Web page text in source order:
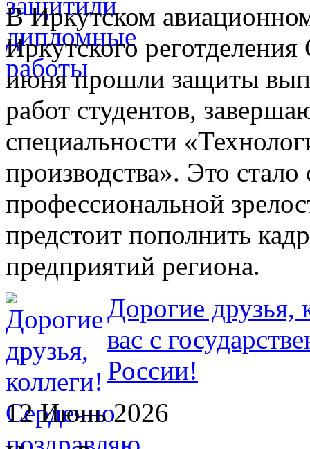
В Иркутском
Иркутского
июня прошли защиты
работ студентов,
специальности
производства». Это
профессиональной
предстоит пополнить
предприятий региона.
Дорогие друзья,
вас с
России!
12 Июнь 2026